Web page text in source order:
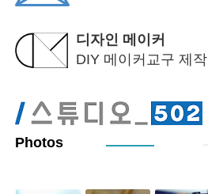
디자인 메이커
DIY 메이커교구 제작
Photos